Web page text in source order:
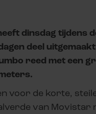
dinsdag tijdens
deel
reed met een
voor de korte,
van Movistar